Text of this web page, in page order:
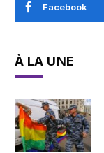
Facebook
À LA UNE